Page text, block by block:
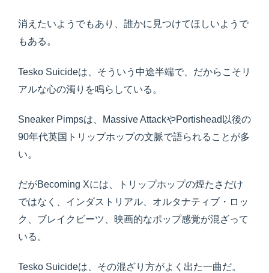
消えたいようでもあり、誰かに見つけてほしいようで
もある。
Tesko Suicideは、そういう中途半端で、だからこそリ
アルな心の濁りを鳴らしている。
Sneaker Pimpsは、Massive AttackやPortishead以後の
90年代英国トリップホップの文脈で語られることが多
い。
だがBecoming Xには、トリップホップの煙たさだけ
ではなく、インダストリアル、オルタナティブ・ロッ
ク、ブレイクビーツ、映画的なポップ感覚が混ざって
いる。
Tesko Suicideは、その混ざり方がよく出た一曲だ。